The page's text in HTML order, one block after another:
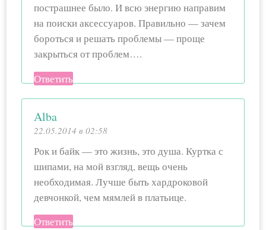
пострашнее было. И всю энергию направим
на поиски аксессуаров. Правильно — зачем
бороться и решать проблемы — проще
закрыться от проблем….
Ответить
Alba
22.05.2014 в 02:58
Рок и байк — это жизнь, это душа. Куртка с
шипами, на мой взгляд, вещь очень
необходимая. Лучше быть хардроковой
девчонкой, чем мямлей в платьице.
Ответить